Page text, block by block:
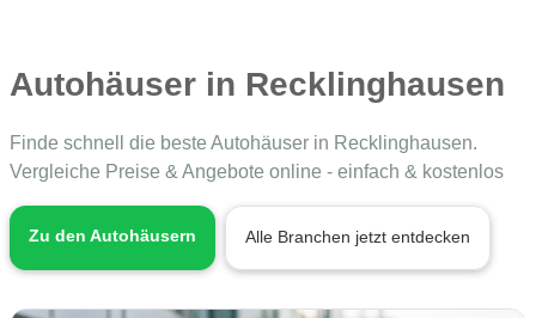
Autohäuser in Recklinghausen
Finde schnell die beste Autohäuser in Recklinghausen.
Vergleiche Preise & Angebote online - einfach & kostenlos
Zu den Autohäusern Alle Branchen jetzt entdecken